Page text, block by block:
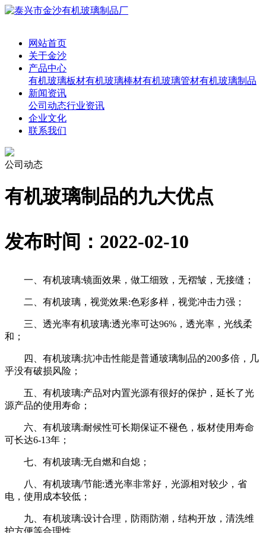
网站首页
关于金沙
产品中心
有机玻璃板材有机玻璃棒材有机玻璃管材有机玻璃制品
新闻资讯
公司动态行业资讯
企业文化
联系我们
公司动态
有机玻璃制品的九大优点
发布时间：2022-02-10
一、有机玻璃:镜面效果，做工细致，无褶皱，无接缝；
二、有机玻璃，视觉效果:色彩多样，视觉冲击力强；
三、透光率有机玻璃:透光率可达96%，透光率，光线柔
和；
四、有机玻璃:抗冲击性能是普通玻璃制品的200多倍，几
乎没有破损风险；
五、有机玻璃:产品对内置光源有很好的保护，延长了光
源产品的使用寿命；
六、有机玻璃:耐候性可长期保证不褪色，板材使用寿命
可长达6-13年；
七、有机玻璃:无自燃和自熄；
八、有机玻璃/节能:透光率非常好，光源相对较少，省
电，使用成本较低；
九、有机玻璃:设计合理，防雨防潮，结构开放，清洗维